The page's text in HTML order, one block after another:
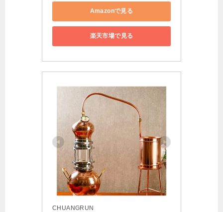
Amazonで見る
楽天市場で見る
CHUANGRUN